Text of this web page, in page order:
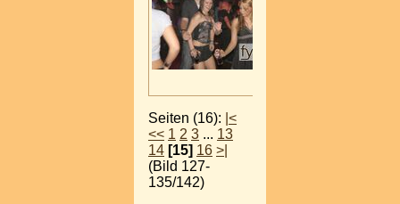
Seiten (16): |<
<< 1 2 3 ... 13
14 [15] 16 >|
(Bild 127-
135/142)